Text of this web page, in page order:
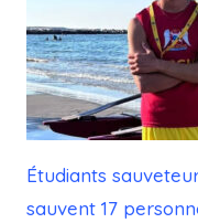
Étudiants
sauvent 17